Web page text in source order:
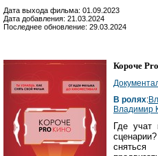
Дата выхода фильма: 01.09.2023
Дата добавления: 21.03.2024
Последнее обновление: 29.03.2024
Короче
В ролях:
Владимир
Где учат